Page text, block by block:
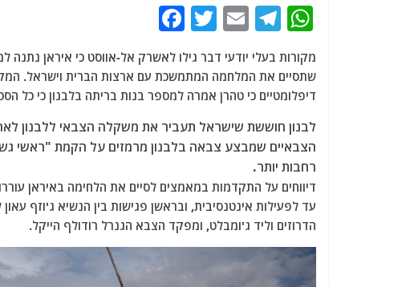
W
at
s
A
p
p
T
e
g
ra
m
E
ai
l
T
w
itt
er
c
e
b
o
k
מקורות בעלי יודעי דבר גילו לאשרק אל-אווסט כי איראן נתנה
שתסיים את המלחמה המתמשכת עם ארצות הברית וישראל.
דיפלומטיים כי טהרן אמרה למספר בנות בריתה בלבנון כי כל
לבנון חוששת שישראל תעביר את משקלה הצבאי ללבנון
הצבאיים שמבצע צבאה בלבנון מרמזים על הקמת "ראשי
רחבות יותר.
דיווחים על התקדמות במאמצים לסיים את הלחימה באיראן
עד לפעילות אינטנסיבית, ובראשן פגישות בין הנשיא ג'וזף
הדרוזים וליד ג'ומבלט, ומפקד הצבא הגנרל רודולף הייקל.